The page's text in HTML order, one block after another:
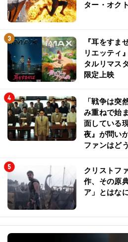
ター・オク
『耳をすま
リエッティ
タルリマス
限定上映
「戦争は突
み重ねで始
面している
夜』が問い
ファンはど
クリストフ
作、その原
ア」とはな